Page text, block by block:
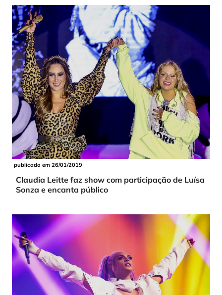
publicado em 26/01/2019
Claudia Leitte faz show com participação de Luísa
Sonza e encanta público